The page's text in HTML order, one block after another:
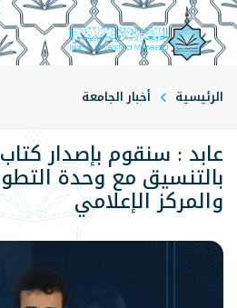
الرئيسية أخبار الجامعة
عابد : سنقوم بإصدار
بالتنسيق مع وحدة
والمركز الإعلامي